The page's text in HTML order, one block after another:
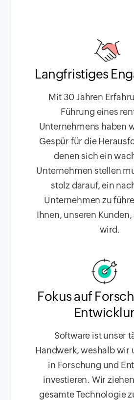
Langfristiges
Mit 30 Jahren
Führung eines
Unternehmens haben
Gespür für die
denen sich ein
Unternehmen stellen
stolz darauf, ein
Unternehmen zu
Ihnen, unseren
wird.
Fokus auf
Software ist unser
Handwerk, weshalb wir
in Forschung und
investieren. Wir
gesamte Technologie